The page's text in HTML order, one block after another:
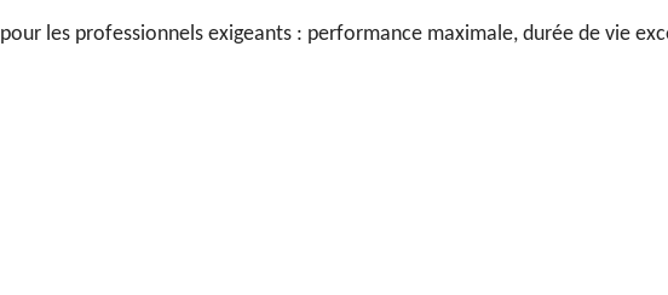
les professionnels exigeants : performance maximale, durée de vie